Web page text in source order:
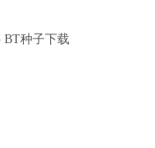
BT种子下载